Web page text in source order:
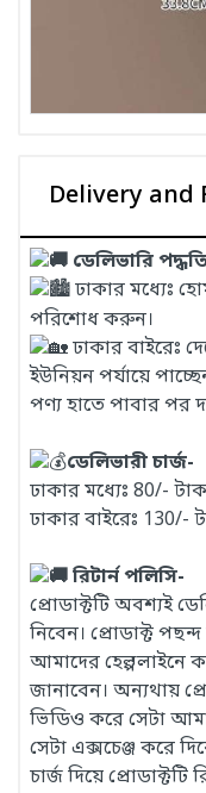
Delivery and
ডেলিভারি
ঢাকার মধ্যেঃ
পরিশোধ করুন।
ঢাকার বাইরেঃ
ইউনিয়ন পর্যায়ে
পণ্য হাতে পাবার পর
ডেলিভারী চার্জ-
ঢাকার মধ্যেঃ 80/-
ঢাকার বাইরেঃ 130/-
রিটার্ন পলিসি-
প্রোডাক্টটি অবশ্যই
নিবেন। প্রোডাক্ট
আমাদের
জানাবেন। অন্যথায়
ভিডিও করে সেটা
সেটা এক্সচেঞ্জ করে
চার্জ দিয়ে